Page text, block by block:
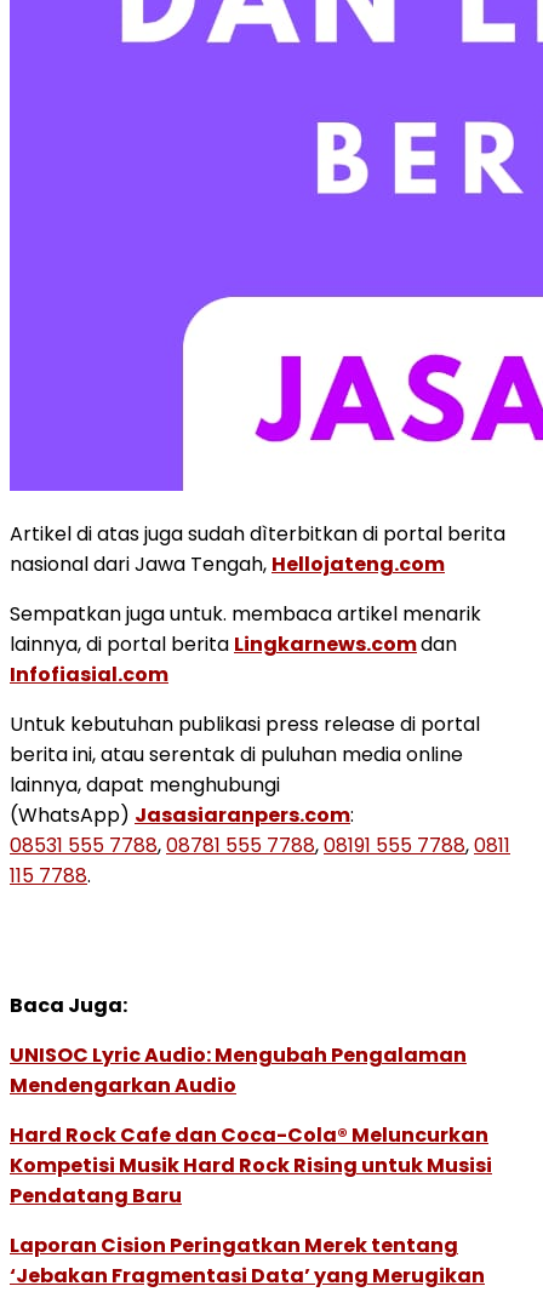
Artikel di atas juga sudah dìterbitkan di portal berita
nasional dari Jawa Tengah, Hellojateng.com
Sempatkan juga untuk. membaca artikel menarik
lainnya, di portal berita Lingkarnews.comdan
Infofiasial.com
Untuk kebutuhan publikasi press release di portal
berita ini, atau serentak di puluhan media online
lainnya, dapat menghubungi
(WhatsApp) Jasasiaranpers.com:
08531 555 7788,08781 555 7788,08191 555 7788,0811
115 7788.
Baca Juga:
UNISOC Lyric Audio: Mengubah Pengalaman
Mendengarkan Audio
Hard Rock Cafe dan Coca-Cola® Meluncurkan
Kompetisi Musik Hard Rock Rising untuk Musisi
Pendatang Baru
Laporan Cision Peringatkan Merek tentang
‘Jebakan Fragmentasi Data’ yang Merugikan